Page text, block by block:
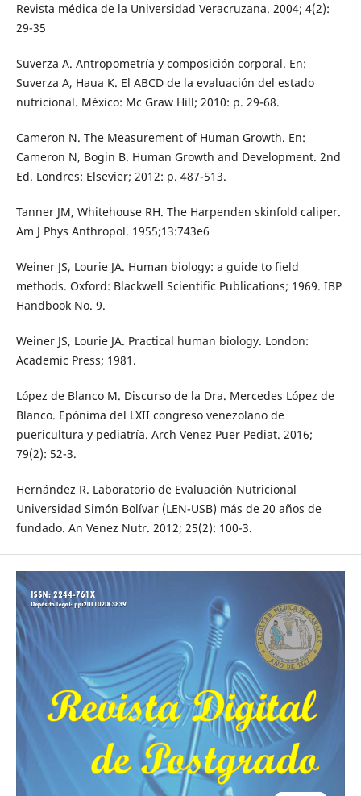
Revista médica de la Universidad Veracruzana. 2004; 4(2):
29-35
Suverza A. Antropometría y composición corporal. En:
Suverza A, Haua K. El ABCD de la evaluación del estado
nutricional. México: Mc Graw Hill; 2010: p. 29-68.
Cameron N. The Measurement of Human Growth. En:
Cameron N, Bogin B. Human Growth and Development. 2nd
Ed. Londres: Elsevier; 2012: p. 487-513.
Tanner JM, Whitehouse RH. The Harpenden skinfold caliper.
Am J Phys Anthropol. 1955;13:743e6
Weiner JS, Lourie JA. Human biology: a guide to field
methods. Oxford: Blackwell Scientific Publications; 1969. IBP
Handbook No. 9.
Weiner JS, Lourie JA. Practical human biology. London:
Academic Press; 1981.
López de Blanco M. Discurso de la Dra. Mercedes López de
Blanco. Epónima del LXII congreso venezolano de
puericultura y pediatría. Arch Venez Puer Pediat. 2016;
79(2): 52-3.
Hernández R. Laboratorio de Evaluación Nutricional
Universidad Simón Bolívar (LEN-USB) más de 20 años de
fundado. An Venez Nutr. 2012; 25(2): 100-3.